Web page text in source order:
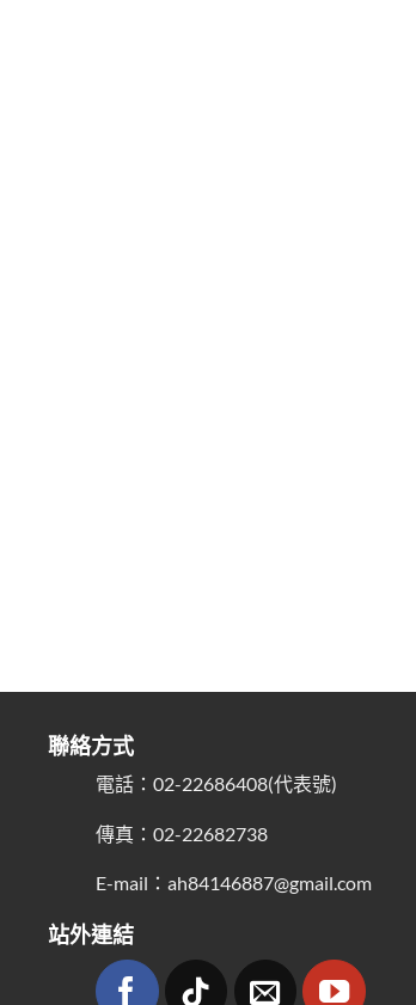
聯絡方式
電話：02-22686408(代表號)
傳真：02-22682738
E-mail：ah84146887@gmail.com
站外連結